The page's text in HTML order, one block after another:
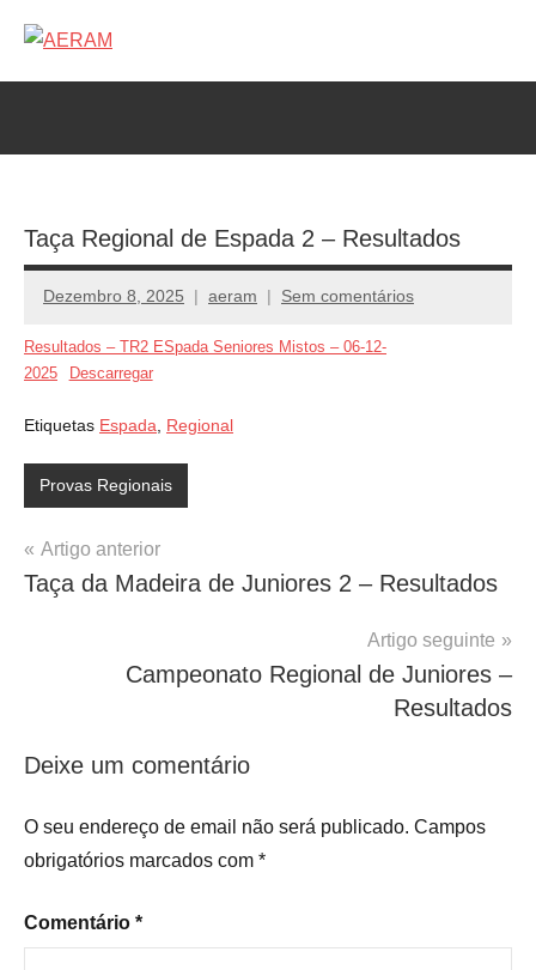
para
o
AERAM
da
Taça Regional de Espada 2 – Resultados
Dezembro 8, 2025 aeram Sem comentários
Resultados – TR2 ESpada Seniores Mistos – 06-12-
2025
Descarregar
Etiquetas Espada Regional
Provas Regionais
Navegação
de
Artigo anterior
Taça da Madeira de Juniores 2 – Resultados
Artigo seguinte
Campeonato Regional de Juniores –
Resultados
Deixe um comentário
O seu endereço de email não será publicado. Campos
obrigatórios marcados com *
Comentário *